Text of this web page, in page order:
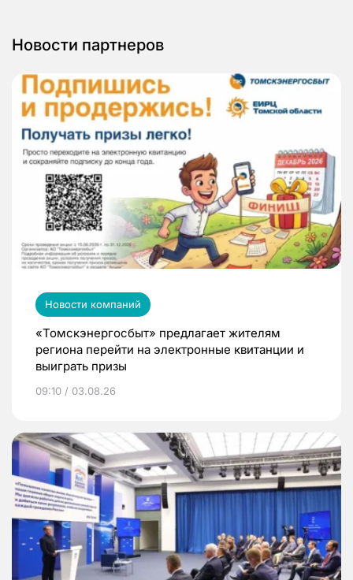
Новости партнеров
Новости компаний
«Томскэнергосбыт» предлагает жителям
региона перейти на электронные квитанции и
выиграть призы
09:10 / 03.08.26